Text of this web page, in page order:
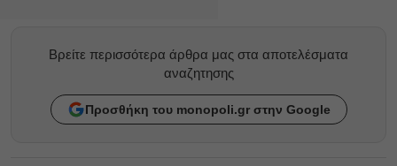
Βρείτε περισσότερα άρθρα μας στα αποτελέσματα
αναζητησης
Προσθήκη του monopoli.gr στην Google